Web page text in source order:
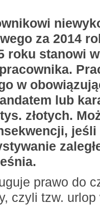
za 2014
roku stanowi
w
lub
złotych.
prawo do
czyli tzw.